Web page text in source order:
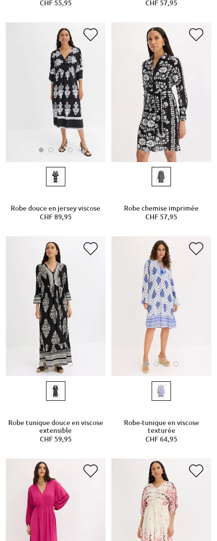
CHF 55,95
CHF 57,95
Robe douce en jersey viscose
CHF 89,95
Robe chemise imprimée
CHF 57,95
Robe tunique douce en viscose
extensible
CHF 59,95
Robe-tunique en viscose
texturée
CHF 64,95